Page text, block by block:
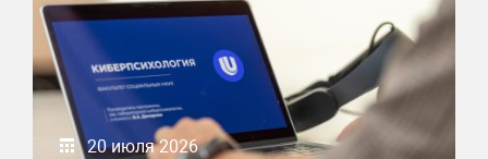
20 июля 2026